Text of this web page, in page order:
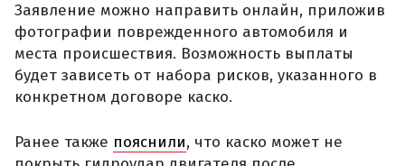
Заявление можно направить онлайн, приложив
фотографии поврежденного автомобиля и
места происшествия. Возможность выплаты
будет зависеть от набора рисков, указанного в
конкретном договоре каско.
Ранее также пояснили, что каско может не